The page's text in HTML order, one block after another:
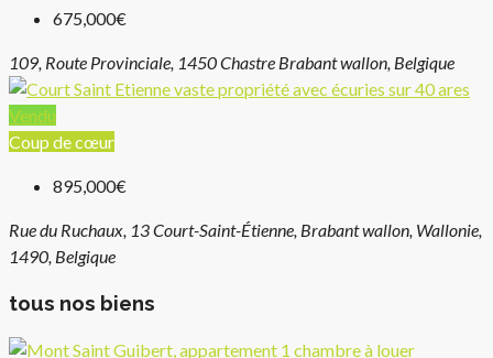
675,000€
109, Route Provinciale, 1450 Chastre Brabant wallon, Belgique
Vendu
Coup de cœur
895,000€
Rue du Ruchaux, 13 Court-Saint-Étienne, Brabant wallon, Wallonie,
1490, Belgique
tous nos biens